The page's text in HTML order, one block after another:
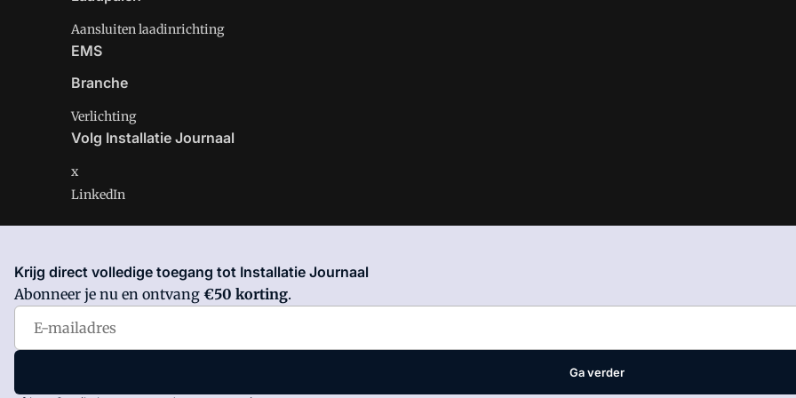
Aansluiten laadinrichting
EMS
Branche
Verlichting
Volg Installatie Journaal
x
LinkedIn
Installatie Journaal is onderdeel van VMN media. Lees in
VoorwaardenenPrivacy en Cookie beleid
Krijg direct volledige toegang tot Installatie Journaal
Abonneer je nu en ontvang €50 korting.
Ga verder